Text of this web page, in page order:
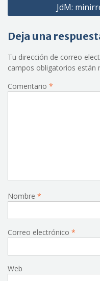
JdM:
Deja una
Tu dirección de correo
campos obligatorios están
Comentario *
Nombre *
Correo electrónico *
Web